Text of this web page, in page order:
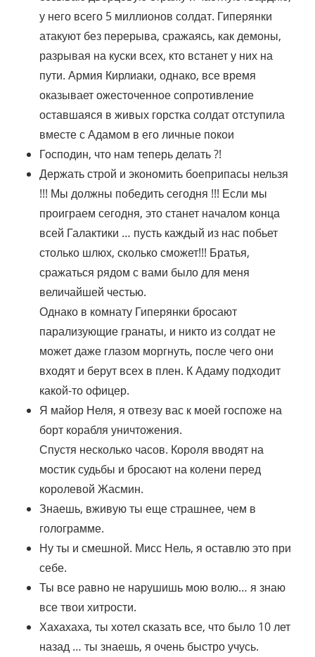
у него всего 5 миллионов солдат. Гиперянки
атакуют без перерыва, сражаясь, как демоны,
разрывая на куски всех, кто встанет у них на
пути. Армия Кирлиаки, однако, все время
оказывает ожесточенное сопротивление
оставшаяся в живых горстка солдат отступила
вместе с Адамом в его личные покои
Господин, что нам теперь делать ?!
Держать строй и экономить боеприпасы нельзя
!!! Мы должны победить сегодня !!! Если мы
проиграем сегодня, это станет началом конца
всей Галактики … пусть каждый из нас побьет
столько шлюх, сколько сможет!!! Братья,
сражаться рядом с вами было для меня
величайшей честью.
Однако в комнату Гиперянки бросают
парализующие гранаты, и никто из солдат не
может даже глазом моргнуть, после чего они
входят и берут всех в плен. К Адаму подходит
какой-то офицер.
Я майор Неля, я отвезу вас к моей госпоже на
борт корабля уничтожения.
Спустя несколько часов. Короля вводят на
мостик судьбы и бросают на колени перед
королевой Жасмин.
Знаешь, вживую ты еще страшнее, чем в
голограмме.
Ну ты и смешной. Мисс Нель, я оставлю это при
себе.
Ты все равно не нарушишь мою волю… я знаю
все твои хитрости.
Хахахаха, ты хотел сказать все, что было 10 лет
назад … ты знаешь, я очень быстро учусь.